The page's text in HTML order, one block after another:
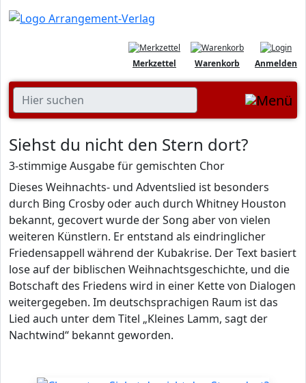
Anmelden
Warenkorb
Merkzettel
Siehst du nicht den Stern dort?
3-stimmige Ausgabe für gemischten Chor
Dieses Weihnachts- und Adventslied ist besonders
durch Bing Crosby oder auch durch Whitney Houston
bekannt, gecovert wurde der Song aber von vielen
weiteren Künstlern. Er entstand als eindringlicher
Friedensappell während der Kubakrise. Der Text basiert
lose auf der biblischen Weihnachtsgeschichte, und die
Botschaft des Friedens wird in einer Kette von Dialogen
weitergegeben. Im deutschsprachigen Raum ist das
Lied auch unter dem Titel „Kleines Lamm, sagt der
Nachtwind“ bekannt geworden.